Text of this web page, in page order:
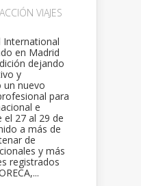
VIAJES
International
en Madrid
dejando
y
un nuevo
para
e
27 al 29 de
a más de
de
y más
registrados